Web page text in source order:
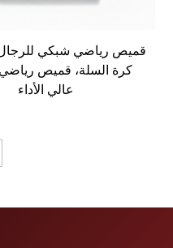
قميص رياضي شبكي
كرة السلة، قميص
عالي الأداء